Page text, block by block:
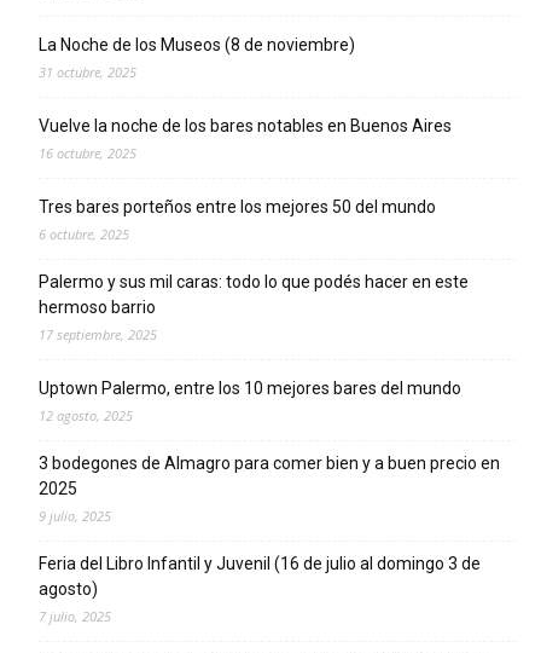
La Noche de los Museos (8 de noviembre)
31 octubre, 2025
Vuelve la noche de los bares notables en Buenos Aires
16 octubre, 2025
Tres bares porteños entre los mejores 50 del mundo
6 octubre, 2025
Palermo y sus mil caras: todo lo que podés hacer en este
hermoso barrio
17 septiembre, 2025
Uptown Palermo, entre los 10 mejores bares del mundo
12 agosto, 2025
3 bodegones de Almagro para comer bien y a buen precio en
2025
9 julio, 2025
Feria del Libro Infantil y Juvenil (16 de julio al domingo 3 de
agosto)
7 julio, 2025